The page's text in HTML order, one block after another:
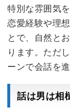
特別な雰囲気
恋愛経験や理
とで、自然と
ります。ただ
ーンで会話を
話は男は相